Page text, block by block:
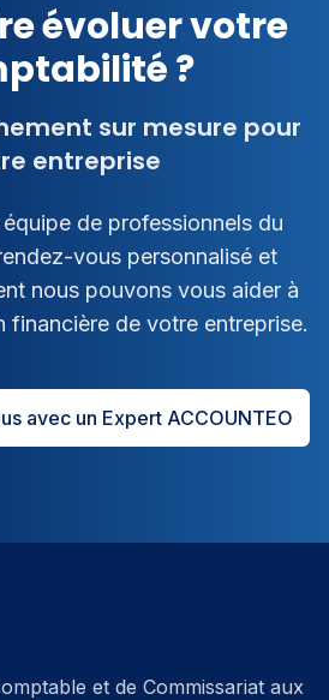
évoluer votre
?
sur mesure pour
entreprise
de professionnels du
vous personnalisé et
nous pouvons vous aider à
financière de votre entreprise.
avec un Expert ACCOUNTEO
et de Commissariat aux